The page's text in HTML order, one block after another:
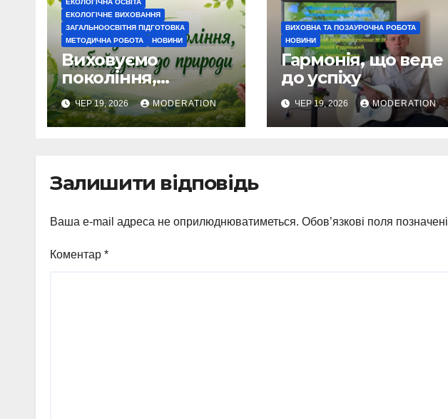
ЕКОЛОГІЧНА ОСВІТА
ЕКОЛОГІЧНЕ ВИХОВАННЯ
ЗАГАЛЬНООСВІТНЯ ПІДГОТОВКА
МЕТОДИЧНА РОБОТА
НОВИНИ
Виховуємо
покоління,
небайдуже до
природи
ЧЕР 19, 2026 MODERATION
ВИХОВНА ТА ПОЗАУРОЧНА РОБОТА
НОВИНИ
Гармонія, що веде
до успіху
ЧЕР 19, 2026 MODERATION
Залишити відповідь
Ваша e-mail адреса не оприлюднюватиметься. Обов’язкові поля позначені
Коментар *